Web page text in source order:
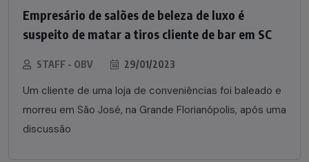
Empresário de salões de beleza de luxo é
suspeito de matar a tiros cliente de bar em SC
STAFF - OBV 29/01/2023
Um cliente de uma loja de conveniências foi baleado e
morreu em São José, na Grande Florianópolis, após uma
discussão